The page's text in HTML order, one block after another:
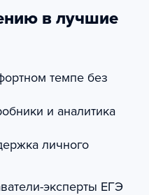
в лучшие
темпе без
и аналитика
личного
эксперты ЕГЭ